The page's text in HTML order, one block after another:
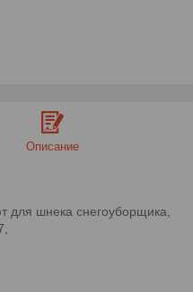
Описание
для шнека снегоуборщика,